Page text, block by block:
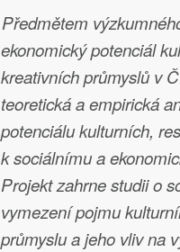
Předmětem
ekonomický potenciál
kreativních průmyslů v
teoretická a empirická
potenciálu kulturních,
k sociálnímu a
Projekt zahrne studii o
vymezení pojmu
průmyslu a jeho vliv na